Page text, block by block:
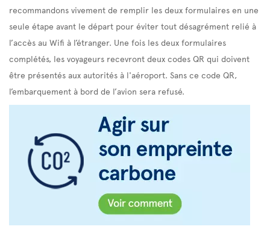
recommandons vivement de remplir les deux formulaires en une
seule étape avant le départ pour éviter tout désagrément relié à
l’accès au Wifi à l’étranger. Une fois les deux formulaires
complétés, les voyageurs recevront deux codes QR qui doivent
être présentés aux autorités à l'aéroport. Sans ce code QR,
l’embarquement à bord de l’avion sera refusé.